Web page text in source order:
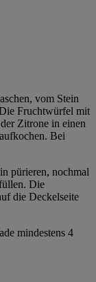
vom Stein
Fruchtwürfel mit
Zitrone in einen
Bei
pürieren, nochmal
Die
die Deckelseite
mindestens 4